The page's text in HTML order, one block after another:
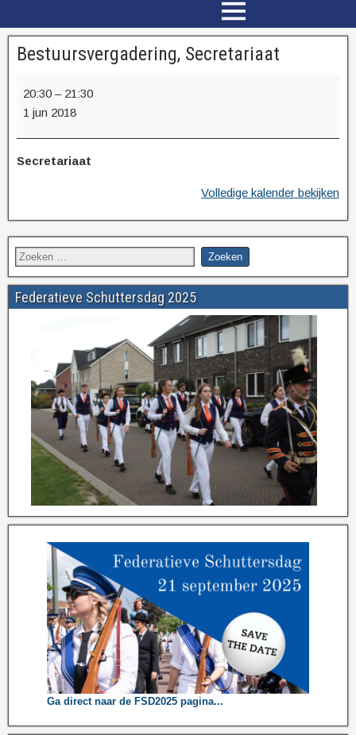
Bestuursvergadering, Secretariaat
20:30 – 21:30
1 jun 2018
Secretariaat
Volledige kalender bekijken
Federatieve Schuttersdag 2025
Ga direct naar de FSD2025 pagina...